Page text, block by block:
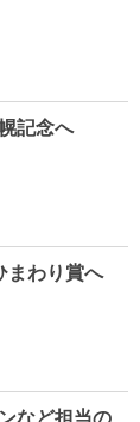
記念へ
まわり賞へ
など担当の